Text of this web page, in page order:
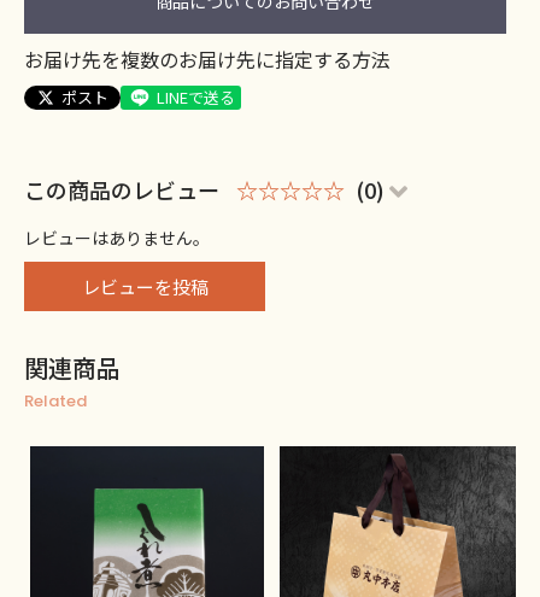
お届け先を複数のお届け先に指定する方法
ポスト LINEで送る
この商品のレビュー ☆☆☆☆☆ (0)
レビューはありません。
レビューを投稿
関連商品
Related